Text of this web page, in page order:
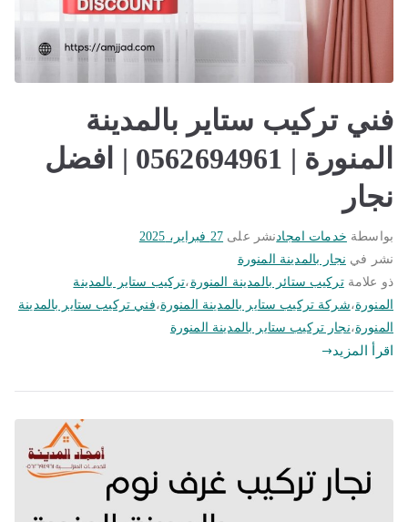
فني تركيب ستاير بالمدينة
المنورة | 0562694961 | افضل
نجار
بواسطة خدمات امجادنشر على 27 فبراير، 2025
نشر في نجار بالمدينة المنورة
ذو علامةتركيب ستائر بالمدينة المنورة ،تركيب ستاير بالمدينة
المنورة،شركة تركيب ستاير بالمدينة المنورة،فني تركيب ستاير بالمدينة
المنورة،نجار تركيب ستاير بالمدينة المنورة
اقرأ المزيد